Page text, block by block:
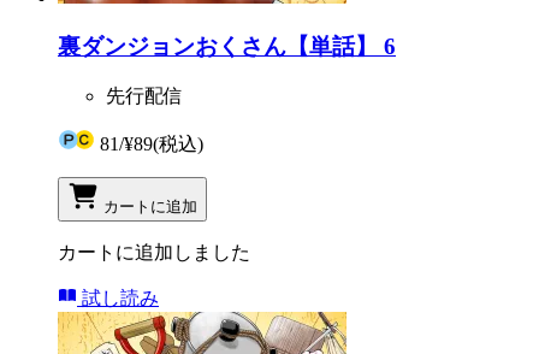
裏ダンジョンおくさん【単話】 6
先行配信
81/¥89(税込)
カートに追加
カートに追加しました
試し読み